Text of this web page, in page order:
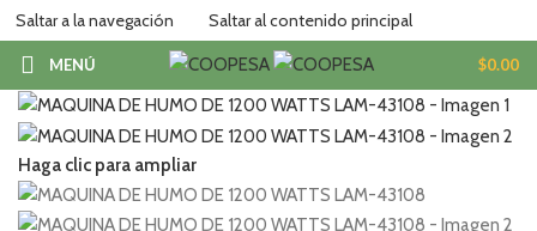
Saltar a la navegación Saltar al contenido principal
MENÚ $0.00
Haga clic para ampliar